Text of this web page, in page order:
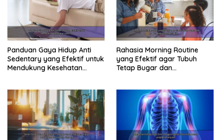
Panduan Gaya Hidup Anti
Sedentary yang Efektif untuk
Mendukung Kesehatan
Rahasia Morning Routine
yang Efektif agar Tubuh
Tetap Bugar dan